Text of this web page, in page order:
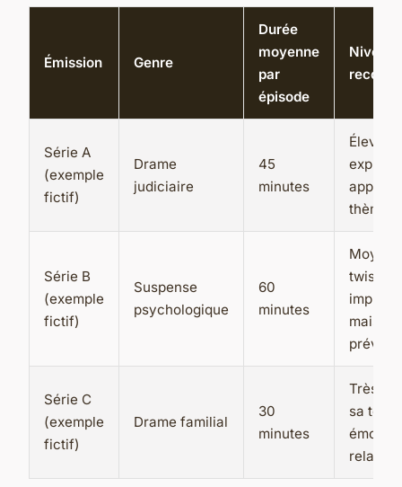
Émission Genre
Durée
moyenne
par
épisode
Niveau
Série A
(exemple
fictif)
Drame
judiciaire
45
minutes
Élevé,
thèmes
Série B
(exemple
fictif)
Suspense
psychologique
60
minutes
Moyen,
twists
mais
Série C
(exemple
fictif)
Drame familial
30
minutes
Très
sa